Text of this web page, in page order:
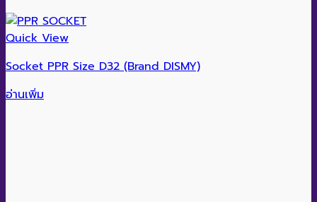
Quick View
Socket PPR Size D32 (Brand DISMY)
อ่านเพิ่ม